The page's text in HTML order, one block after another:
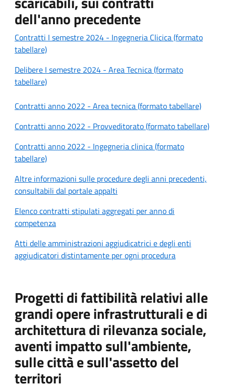
dell'anno precedente
Contratti I semestre 2024 - Ingegneria Clicica (formato
tabellare)
Delibere I semestre 2024 - Area Tecnica (formato
tabellare)
Contratti anno 2022 - Area tecnica (formato tabellare)
Contratti anno 2022 - Provveditorato (formato tabellare)
Contratti anno 2022 - Ingegneria clinica (formato
tabellare)
Altre informazioni sulle procedure degli anni precedenti,
consultabili dal portale appalti
Elenco contratti stipulati aggregati per anno di
competenza
Atti delle amministrazioni aggiudicatrici e degli enti
aggiudicatori distintamente per ogni procedura
Progetti di fattibilità relativi alle
grandi opere infrastrutturali e di
architettura di rilevanza sociale,
aventi impatto sull'ambiente,
sulle città e sull'assetto del
territori